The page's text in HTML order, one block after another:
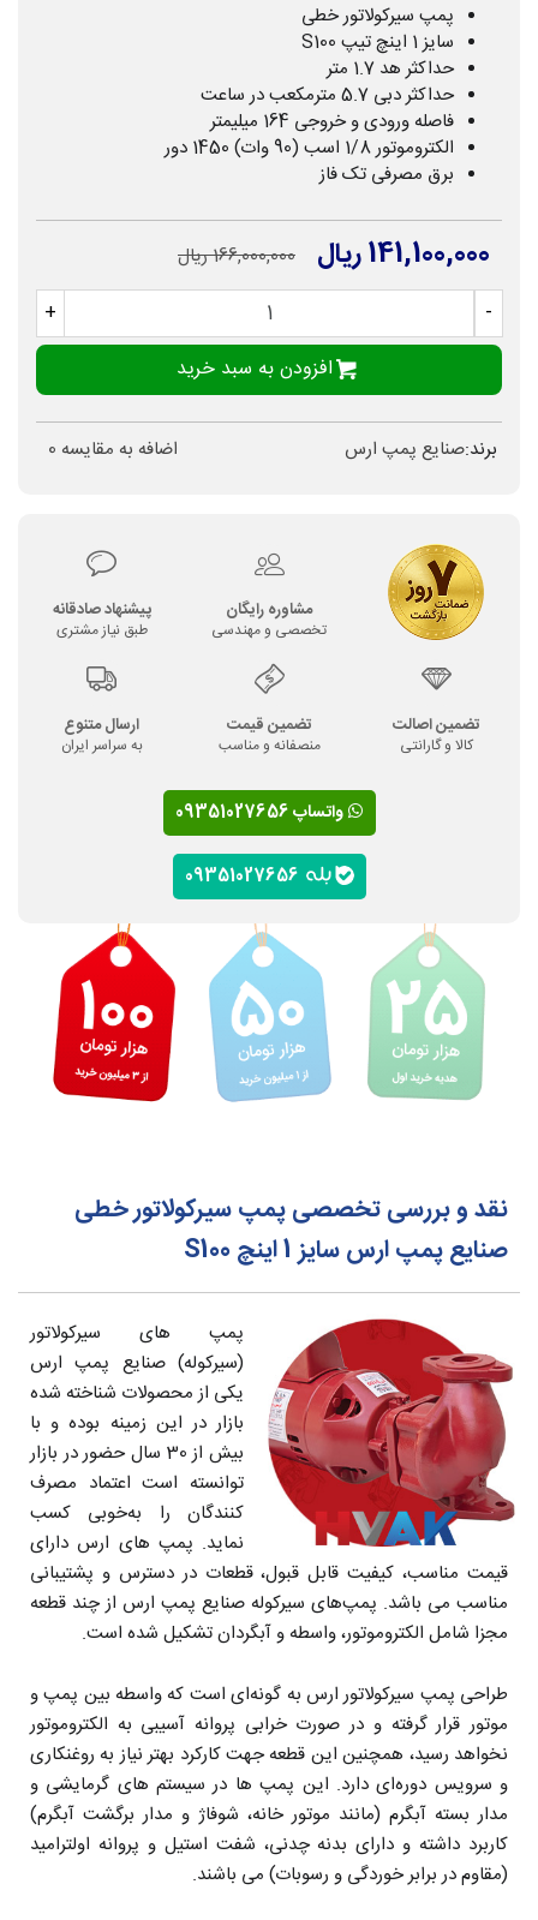
پمپ سیرکولاتور خطی
سایز 1 اینچ تیپ S100
حداکثر هد 1.7 متر
حداکثر دبی 5.7 مترمکعب در ساعت
فاصله ورودی و خروجی 164 میلیمتر
الکتروموتور 1/8 اسب (90 وات) 1450 دور
برق مصرفی تک فاز
141,100,000 ریال 166,000,000 ریال
-
+
افزودن به سبد خرید
برند:صنایع پمپ ارس اضافه به مقایسه 0
مشاوره رایگان
تخصصی و مهندسی
پیشنهاد صادقانه
طبق نیاز مشتری
تضمین اصالت
کالا و گارانتی
تضمین قیمت
منصفانه و مناسب
ارسال متنوع
به سراسر ایران
واتساپ 09351027656
نقد و بررسی تخصصی پمپ سیرکولاتور خطی
صنایع پمپ ارس سایز 1 اینچ S100
پمپ های سیرکولاتور
(سیرکوله) صنایع پمپ ارس
یکی از محصولات شناخته شده
بازار در این زمینه بوده و با
بیش از 30 سال حضور در بازار
توانسته است اعتماد مصرف
کنندگان را به‌خوبی کسب
نماید. پمپ های ارس دارای
قیمت مناسب، کیفیت قابل قبول، قطعات در دسترس و پشتیبانی
مناسب می باشد. پمپ‌های سیرکوله صنایع پمپ ارس از چند قطعه
مجزا شامل الکتروموتور، واسطه و آبگردان تشکیل شده است.
طراحی پمپ سیرکولاتور ارس به گونه‌ای است که واسطه بین پمپ و
موتور قرار گرفته و در صورت خرابی پروانه آسیبی به الکتروموتور
نخواهد رسید، همچنین این قطعه جهت کارکرد بهتر نیاز به روغنکاری
و سرویس دوره‌ای دارد. این پمپ ها در سیستم های گرمایشی و
مدار بسته آبگرم (مانند موتور خانه، شوفاژ و مدار برگشت آبگرم)
کاربرد داشته و دارای بدنه چدنی، شفت استیل و پروانه اولترامید
(مقاوم در برابر خوردگی و رسوبات) می باشند.